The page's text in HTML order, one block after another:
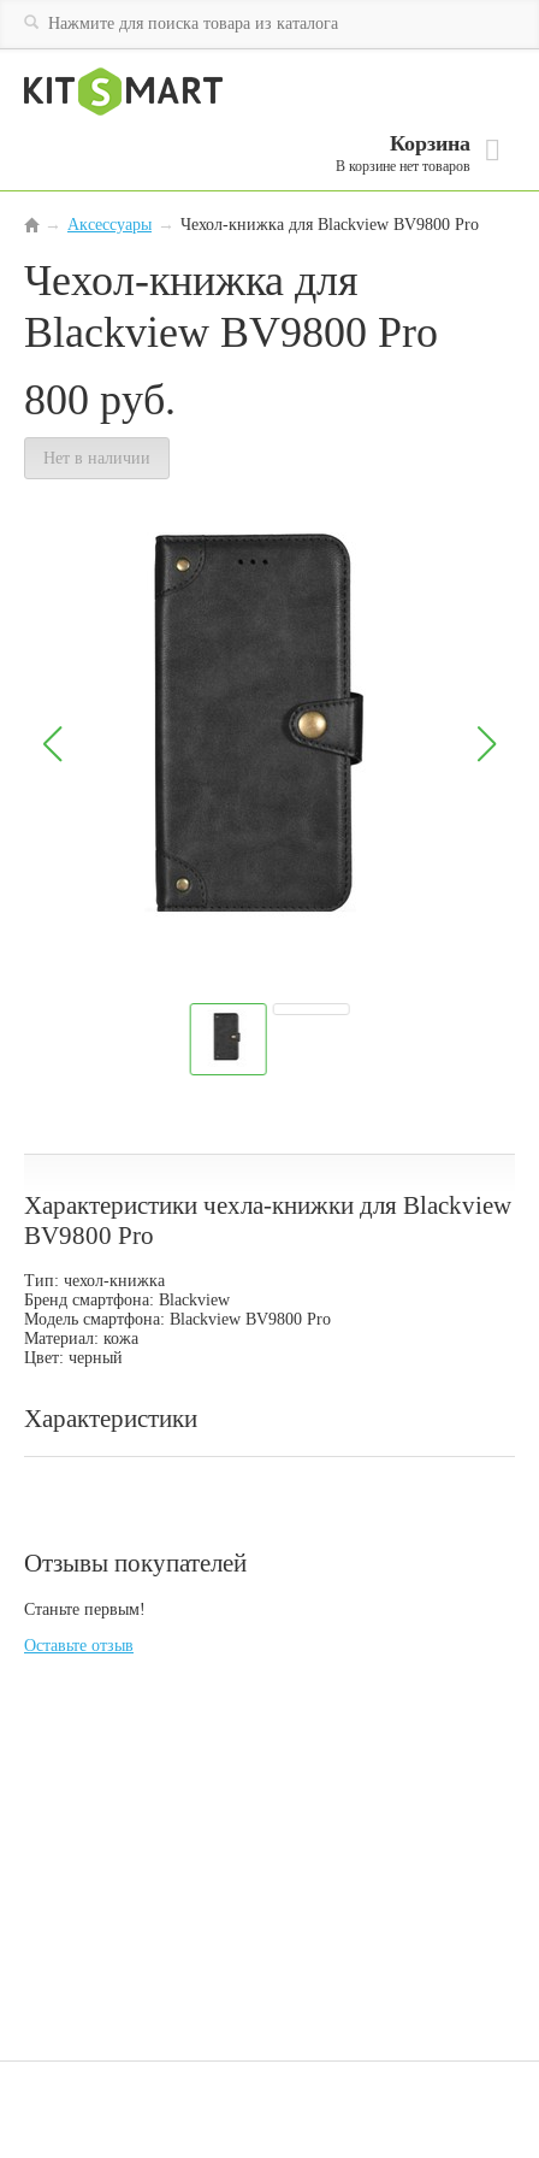
Корзина
В корзине нет товаров
→ Аксессуары → Чехол-книжка для Blackview BV9800 Pro
Чехол-книжка для
Blackview BV9800 Pro
800 руб.
Нет в наличии
Характеристики чехла-книжки для Blackview
BV9800 Pro
Тип: чехол-книжка
Бренд смартфона: Blackview
Модель смартфона: Blackview BV9800 Pro
Материал: кожа
Цвет: черный
Характеристики
Отзывы покупателей
Станьте первым!
Оставьте отзыв